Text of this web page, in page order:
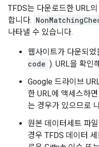
TFDS는 다운로드한 URL
합니다.
나타낼 수 있습니다.
웹사이트가 다운되
code ). URL을 확인
Google 드라이브
한 URL에 액세스하
는 경우가 있으므로
원본 데이터세트 파
경우 TFDS 데이터